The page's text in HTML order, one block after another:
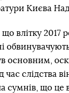
Києва
влітку 2017
основним,
час слідства
сумнів, що це